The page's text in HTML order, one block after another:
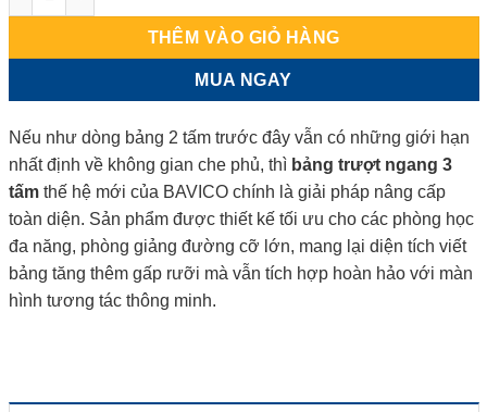
THÊM VÀO GIỎ HÀNG
MUA NGAY
Nếu như dòng bảng 2 tấm trước đây vẫn có những giới hạn
nhất định về không gian che phủ, thì bảng trượt ngang 3
tấmthế hệ mới của BAVICO chính là giải pháp nâng cấp
toàn diện. Sản phẩm được thiết kế tối ưu cho các phòng học
đa năng, phòng giảng đường cỡ lớn, mang lại diện tích viết
bảng tăng thêm gấp rưỡi mà vẫn tích hợp hoàn hảo với màn
hình tương tác thông minh.